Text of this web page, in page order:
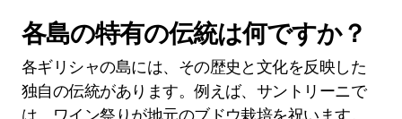
各島の特有の伝統は何ですか？
各ギリシャの島には、その歴史と文化を反映した
独自の伝統があります。例えば、サントリーニで
は、ワイン祭りが地元のブドウ栽培を祝います。